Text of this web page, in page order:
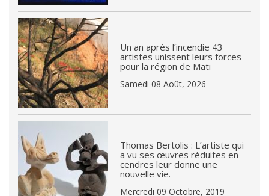
Un an après l’incendie 43
artistes unissent leurs forces
pour la région de Mati
Samedi 08 Août, 2026
Thomas Bertolis : L’artiste qui
a vu ses œuvres réduites en
cendres leur donne une
nouvelle vie.
Mercredi 09 Octobre, 2019